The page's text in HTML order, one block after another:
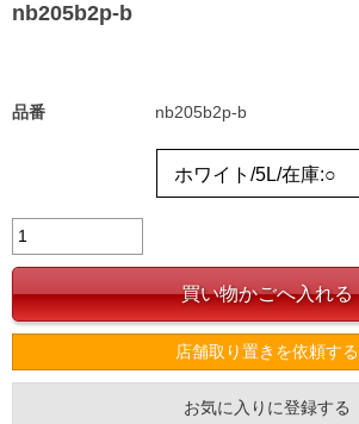
nb205b2p-b
品番 nb205b2p-b
店舗取り置きを依頼する
お気に入りに登録する